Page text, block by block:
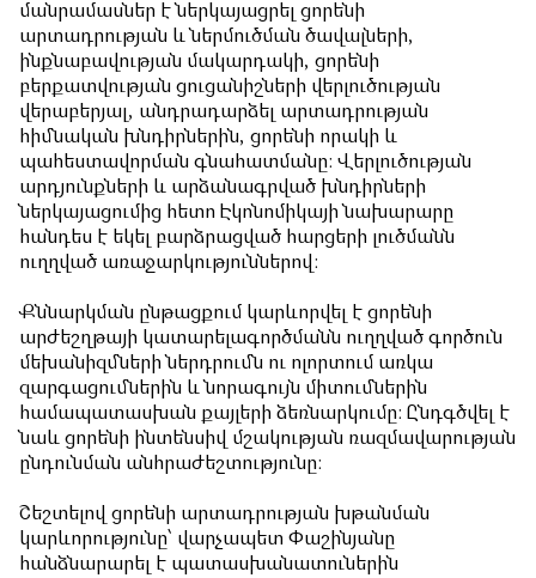
մանրամասներ է ներկայացրել ցորենի
արտադրության և ներմուծման ծավալների,
ինքնաբավության մակարդակի, ցորենի
բերքատվության ցուցանիշների վերլուծության
վերաբերյալ, անդրադարձել արտադրության
հիմնական խնդիրներին, ցորենի որակի և
պահեստավորման գնահատմանը: Վերլուծության
արդյունքների և արձանագրված խնդիրների
ներկայացումից հետո Էկոնոմիկայի նախարարը
հանդես է եկել բարձրացված հարցերի լուծմանն
ուղղված առաջարկություններով:
Քննարկման ընթացքում կարևորվել է ցորենի
արժեշղթայի կատարելագործմանն ուղղված գործուն
մեխանիզմների ներդրումն ու ոլորտում առկա
զարգացումներին և նորագույն միտումներին
համապատասխան քայլերի ձեռնարկումը: Ընդգծվել է
նաև ցորենի ինտենսիվ մշակության ռազմավարության
ընդունման անհրաժեշտությունը:
Շեշտելով ցորենի արտադրության խթանման
կարևորությունը՝ վարչապետ Փաշինյանը
հանձնարարել է պատասխանատուներին